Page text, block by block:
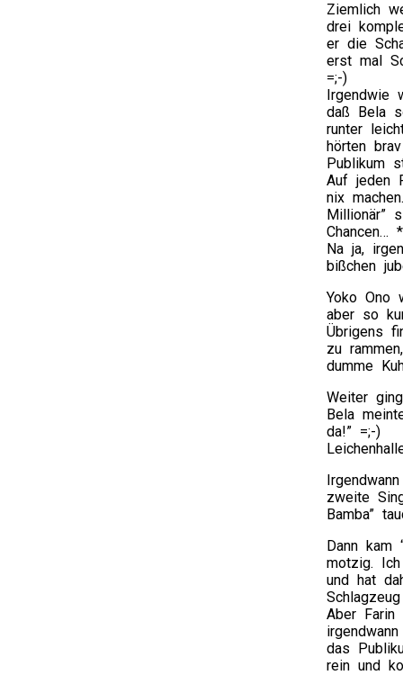
Ziemlich
drei
er die
erst mal
=;-)
Irgendwie
daß Bela
runter
hörten
Publikum
Auf jeden
nix
Millionär”
Chancen…
Na ja,
bißchen
Yoko Ono
aber so
Übrigens
zu
dumme
Weiter
Bela
da!” =;-)
zweite
Bamba”
Dann kam
motzig.
und hat
Aber
das
rein und